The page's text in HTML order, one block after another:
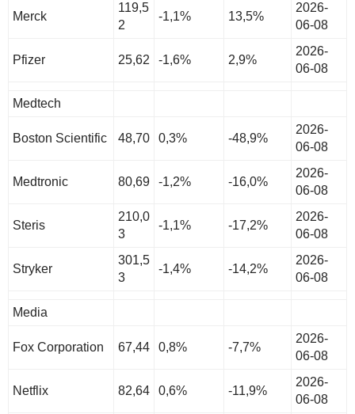
Merck
119,5
2
-1,1% 13,5%
2026-
06-08
Pfizer 25,62 -1,6% 2,9%
2026-
06-08
Medtech
Boston Scientific 48,70 0,3% -48,9%
2026-
06-08
Medtronic 80,69 -1,2% -16,0%
2026-
06-08
Steris
210,0
3
-1,1% -17,2%
2026-
06-08
Stryker
301,5
3
-1,4% -14,2%
2026-
06-08
Media
Fox Corporation 67,44 0,8% -7,7%
2026-
06-08
Netflix 82,64 0,6% -11,9%
2026-
06-08